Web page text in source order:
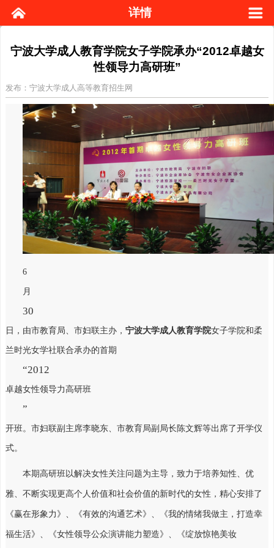
详情
宁波大学成人教育学院女子学院承办“2012卓越女
性领导力高研班”
发布：宁波大学成人高等教育招生网
6
月
30
日，由市教育局、市妇联主办， 宁波大学成人教育学院女子学院和柔
兰时光女学社联合承办的首期
“2012
卓越女性领导力高研班
”
开班。市妇联副主席李晓东、市教育局副局长陈文辉等出席了开学仪
式。
本期高研班以解决女性关注问题为主导，致力于培养知性、优
雅、不断实现更高个人价值和社会价值的新时代的女性，精心安排了
《赢在形象力》、《有效的沟通艺术》、《我的情绪我做主，打造幸
福生活》、《女性领导公众演讲能力塑造》、《绽放惊艳美妆